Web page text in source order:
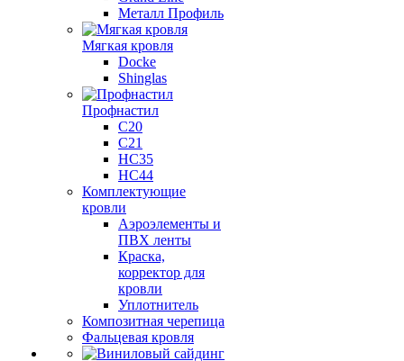
Металл Профиль
Мягкая кровля
Docke
Shinglas
Профнастил
C20
C21
НС35
НС44
Комплектующие
кровли
Аэроэлементы и
ПВХ ленты
Краска,
корректор для
кровли
Уплотнитель
Композитная черепица
Фальцевая кровля